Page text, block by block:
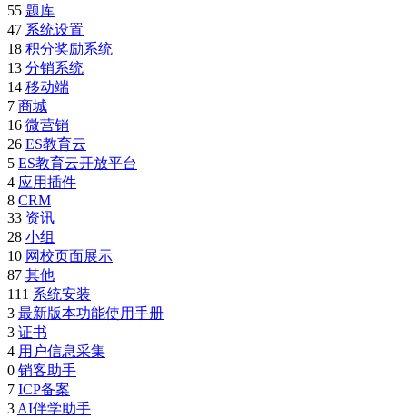
55 题库
47 系统设置
18 积分奖励系统
13 分销系统
14 移动端
7 商城
16 微营销
26 ES教育云
5 ES教育云开放平台
4 应用插件
8 CRM
33 资讯
28 小组
10 网校页面展示
87 其他
111 系统安装
3 最新版本功能使用手册
3 证书
4 用户信息采集
0 销客助手
7 ICP备案
3 AI伴学助手